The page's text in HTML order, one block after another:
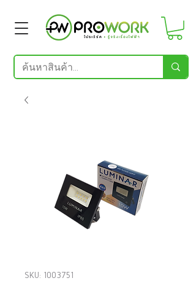
SKU: 1003751